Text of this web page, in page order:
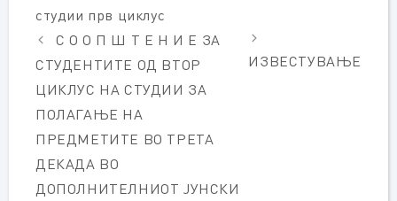
студии прв циклус
С О О П Ш Т Е Н И Е ЗА
СТУДЕНТИТЕ ОД ВТОР
ЦИКЛУС НА СТУДИИ ЗА
ПОЛАГАЊЕ НА
ПРЕДМЕТИТЕ ВО ТРЕТА
ДЕКАДА ВО
ДОПОЛНИТЕЛНИОТ ЈУНСКИ
ИЗВЕСТУВАЊЕ